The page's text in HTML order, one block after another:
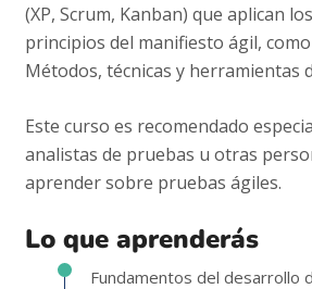
(XP, Scrum, Kanban) que aplican
principios del manifiesto ágil,
Métodos, técnicas y herramientas
Este curso es recomendado
analistas de pruebas u otras
aprender sobre pruebas ágiles.
Lo que aprenderás
Fundamentos del desarrollo